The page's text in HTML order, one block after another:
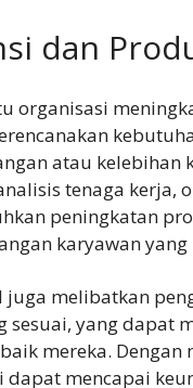
dan
organisasi
atau kelebihan
tenaga kerja,
peningkatan
karyawan yang
juga melibatkan
sesuai, yang dapat
mereka. Dengan
dapat mencapai